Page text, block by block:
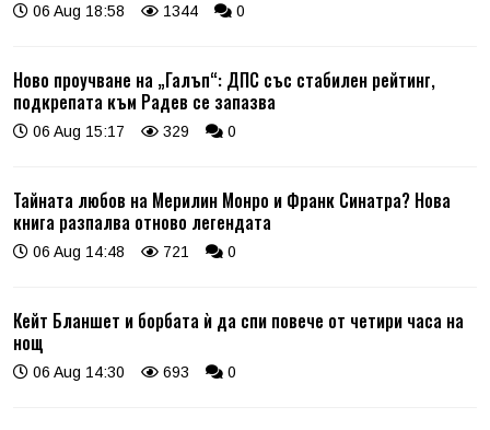
06 Aug 18:58 1344 0
Ново проучване на „Галъп“: ДПС със стабилен рейтинг,
подкрепата към Радев се запазва
06 Aug 15:17 329 0
Тайната любов на Мерилин Монро и Франк Синатра? Нова
книга разпалва отново легендата
06 Aug 14:48 721 0
Кейт Бланшет и борбата ѝ да спи повече от четири часа на
нощ
06 Aug 14:30 693 0